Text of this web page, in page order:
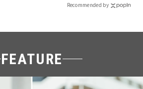
Recommended by
FEATURE